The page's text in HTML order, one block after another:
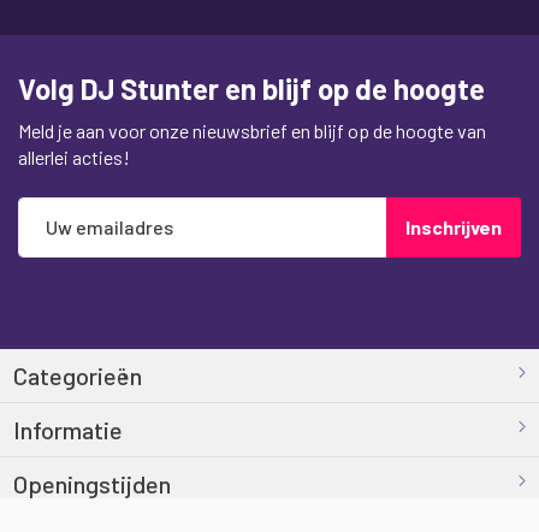
Volg DJ Stunter en blijf op de hoogte
Meld je aan voor onze nieuwsbrief en blijf op de hoogte van
allerlei acties!
Abonneer
op
Inschrijven
Categorieën
Informatie
Openingstijden